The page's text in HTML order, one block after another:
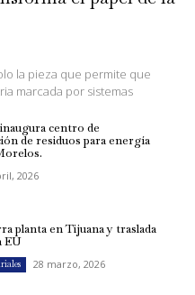
la pieza que permite que
marcada por sistemas
centro de
de residuos para energía
2026
planta en Tijuana y traslada
EU
28 marzo, 2026